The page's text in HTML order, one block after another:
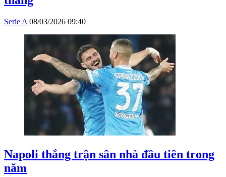
Serie A 08/03/2026 09:40
Napoli thắng trận sân nhà đầu tiên trong
năm